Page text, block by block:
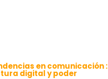
en comunicación :
digital y poder